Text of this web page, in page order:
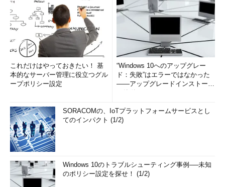
これだけはやっておきたい！ 基
本的なサーバー管理に役立つグル
ープポリシー設定
“Windows 10へのアップグレー
ド：失敗”はエラーではなかった
――アップグレードインストール
SORACOMの、IoTプラットフォームサービスとし
てのインパクト (1/2)
Windows 10のトラブルシューティング事例──未知
のポリシー設定を探せ！ (1/2)